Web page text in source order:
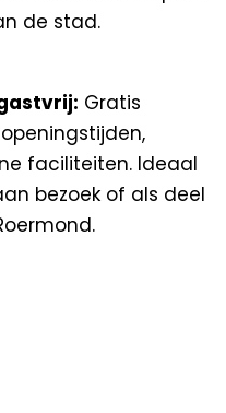
de stad.
Gratis
faciliteiten. Ideaal
bezoek of als deel